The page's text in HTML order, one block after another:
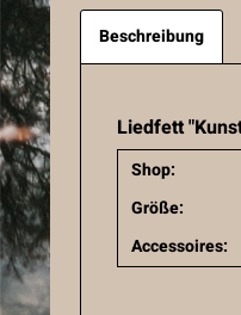
Beschreibung
Liedfett
Shop:
Größe:
Accessoires: